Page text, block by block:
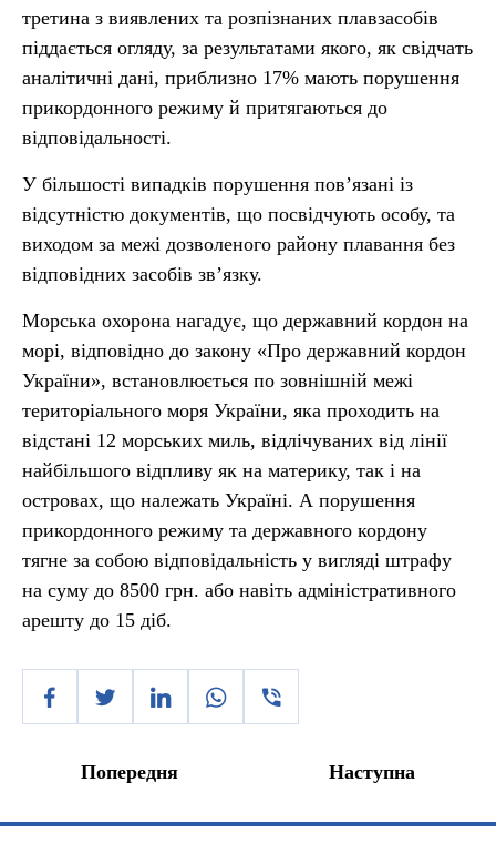
третина з виявлених та розпізнаних плавзасобів
піддається огляду, за результатами якого, як свідчать
аналітичні дані, приблизно 17% мають порушення
прикордонного режиму й притягаються до
відповідальності.
У більшості випадків порушення пов’язані із
відсутністю документів, що посвідчують особу, та
виходом за межі дозволеного району плавання без
відповідних засобів зв’язку.
Морська охорона нагадує, що державний кордон на
морі, відповідно до закону «Про державний кордон
України», встановлюється по зовнішній межі
територіального моря України, яка проходить на
відстані 12 морських миль, відлічуваних від лінії
найбільшого відпливу як на материку, так і на
островах, що належать Україні. А порушення
прикордонного режиму та державного кордону
тягне за собою відповідальність у вигляді штрафу
на суму до 8500 грн. або навіть адміністративного
арешту до 15 діб.
Попередня Наступна